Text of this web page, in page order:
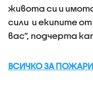
живота си и
сили и екипите
вас”, подчерта
ВСИЧКО ЗА